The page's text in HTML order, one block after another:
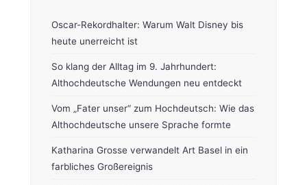
Oscar-Rekordhalter: Warum Walt Disney bis
heute unerreicht ist
So klang der Alltag im 9. Jahrhundert:
Althochdeutsche Wendungen neu entdeckt
Vom „Fater unser“ zum Hochdeutsch: Wie das
Althochdeutsche unsere Sprache formte
Katharina Grosse verwandelt Art Basel in ein
farbliches Großereignis